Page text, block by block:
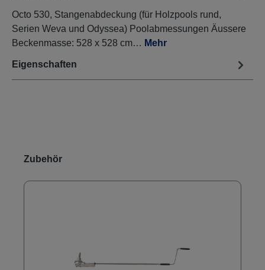
Octo 530, Stangenabdeckung (für Holzpools rund,
Serien Weva und Odyssea) Poolabmessungen Äussere
Beckenmasse: 528 x 528 cm… Mehr
Eigenschaften
Produktgalerie überspringen
Zubehör